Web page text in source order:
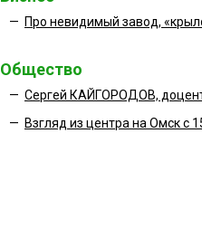
— Про невидимый завод,
Общество
— Сергей КАЙГОРОДОВ, доцент
— Взгляд из центра на Омск с